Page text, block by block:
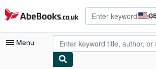
Skip to main content
AbeBooks.co.uk
Menu